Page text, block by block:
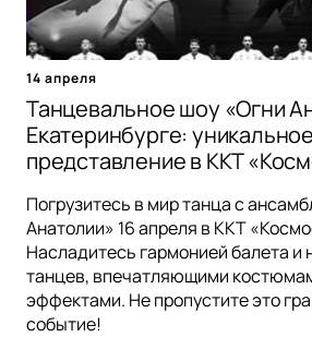
14 апреля
Танцевальное шоу «Огни
Екатеринбурге: уникальное
представление в ККТ
Погрузитесь в мир танца с
Анатолии» 16 апреля в ККТ
Насладитесь гармонией балета и
танцев, впечатляющими
эффектами. Не пропустите это
событие!